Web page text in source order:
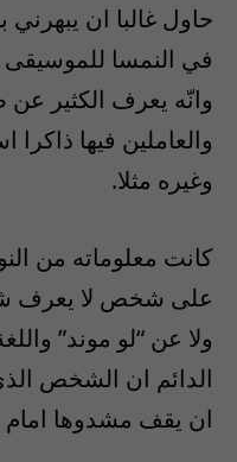
حاول غالبا ان
في النمسا
وانّه يعرف الكثير عن
والعاملين فيها
وغيره مثلا.
كانت معلوماته من
على شخص لا يعرف
ولا عن “لو موند”
الدائم ان الشخص
ان يقف مشدوها